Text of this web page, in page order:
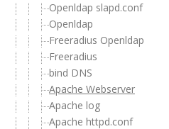
Openldap slapd.conf
Openldap
Freeradius Openldap
Freeradius
bind DNS
Apache Webserver
Apache log
Apache httpd.conf